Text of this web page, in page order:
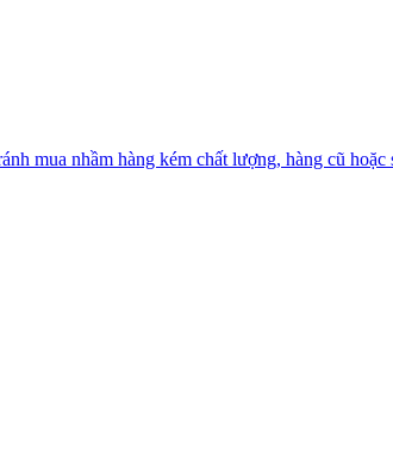
mua nhầm hàng kém chất lượng, hàng cũ